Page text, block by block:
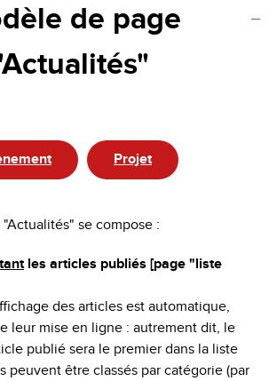
de page
Projet
se compose :
les articles publiés [page "liste
des articles est automatique,
leur mise en ligne : autrement dit, le
publié sera le premier dans la liste
peuvent être classés par catégorie (par